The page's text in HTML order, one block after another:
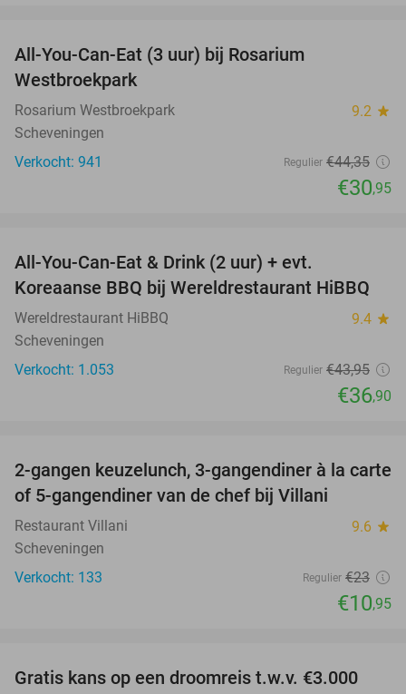
All-You-Can-Eat (3 uur) bij Rosarium
Westbroekpark
Rosarium Westbroekpark 9.2 star
Scheveningen
Verkocht: 941
Regulier €44,35
€30,95
All-You-Can-Eat & Drink (2 uur) + evt.
Koreaanse BBQ bij Wereldrestaurant HiBBQ
Wereldrestaurant HiBBQ 9.4 star
Scheveningen
Verkocht: 1.053
Regulier €43,95
€36,90
52%
2-gangen keuzelunch, 3-gangendiner à la carte
of 5-gangendiner van de chef bij Villani
Restaurant Villani 9.6 star
Scheveningen
Verkocht: 133
Regulier €23
€10,95
Gratis kans op een droomreis t.w.v. €3.000